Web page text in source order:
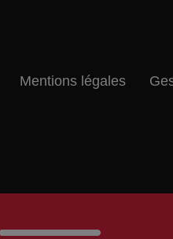
Mentions légales